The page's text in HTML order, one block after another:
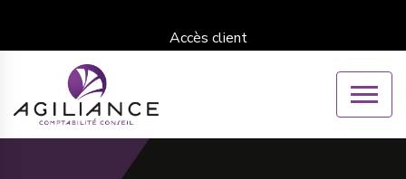
Accès client